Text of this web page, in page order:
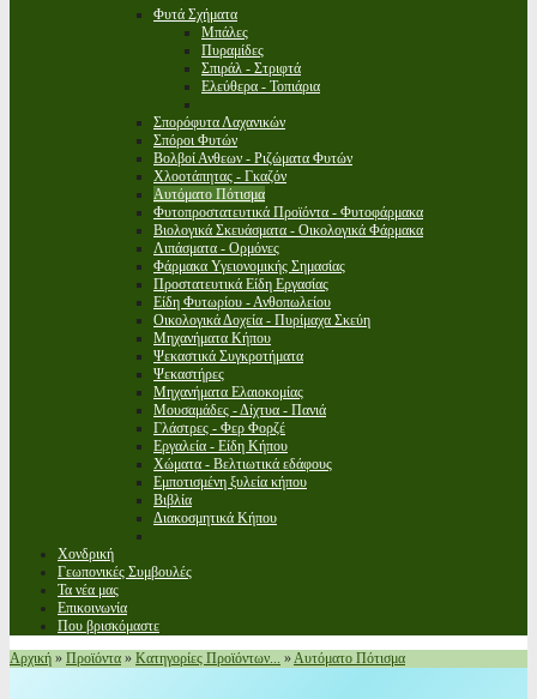
Φυτά Σχήματα
Μπάλες
Πυραμίδες
Σπιράλ - Στριφτά
Ελεύθερα - Τοπιάρια
Σπορόφυτα Λαχανικών
Σπόροι Φυτών
Βολβοί Ανθεων - Ριζώματα Φυτών
Χλοοτάπητας - Γκαζόν
Αυτόματο Πότισμα
Φυτοπροστατευτικά Προϊόντα - Φυτοφάρμακα
Βιολογικά Σκευάσματα - Οικολογικά Φάρμακα
Λιπάσματα - Ορμόνες
Φάρμακα Υγειονομικής Σημασίας
Προστατευτικά Είδη Εργασίας
Είδη Φυτωρίου - Ανθοπωλείου
Οικολογικά Δοχεία - Πυρίμαχα Σκεύη
Μηχανήματα Κήπου
Ψεκαστικά Συγκροτήματα
Ψεκαστήρες
Μηχανήματα Ελαιοκομίας
Μουσαμάδες - Δίχτυα - Πανιά
Γλάστρες - Φερ Φορζέ
Εργαλεία - Είδη Κήπου
Χώματα - Βελτιωτικά εδάφους
Εμποτισμένη ξυλεία κήπου
Βιβλία
Διακοσμητικά Κήπου
Χονδρική
Γεωπονικές Συμβουλές
Τα νέα μας
Επικοινωνία
Που βρισκόμαστε
Αρχική » Προϊόντα » Κατηγορίες Προϊόντων... »Αυτόματο Πότισμα